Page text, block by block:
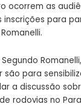
ocorrem as
inscrições para
Segundo
para
a discussão
rodovias no